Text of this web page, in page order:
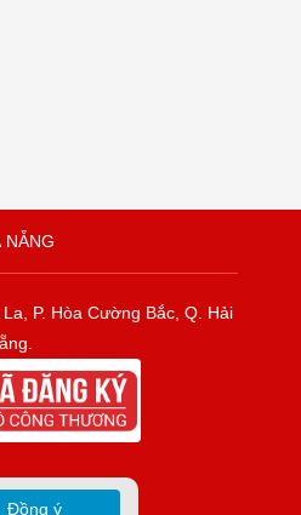
NẴNG
P. Hòa Cường Bắc, Q. Hải
Đồng ý